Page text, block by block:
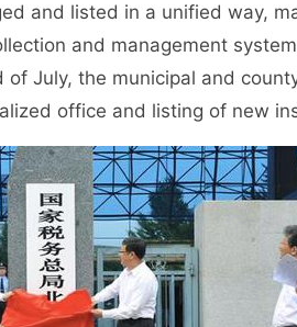
and listed in a unified way,
and management
July, the municipal and
office and listing of new